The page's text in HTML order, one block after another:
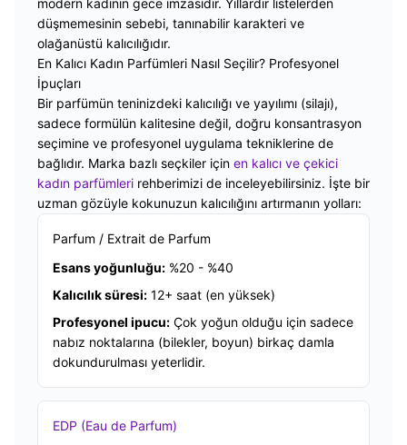
düşmemesinin sebebi, tanınabilir karakteri ve
olağanüstü kalıcılığıdır.
En Kalıcı Kadın Parfümleri Nasıl Seçilir? Profesyonel
İpuçları
Bir parfümün teninizdeki kalıcılığı ve yayılımı (silajı),
sadece formülün kalitesine değil, doğru konsantrasyon
seçimine ve profesyonel uygulama tekniklerine de
bağlıdır. Marka bazlı seçkiler için en kalıcı ve çekici
kadın parfümleri rehberimizi de inceleyebilirsiniz. İşte bir
uzman gözüyle kokunuzun kalıcılığını artırmanın yolları:
Parfum / Extrait de Parfum
Esans yoğunluğu: %20 - %40
Kalıcılık süresi: 12+ saat (en yüksek)
Profesyonel ipucu: Çok yoğun olduğu için sadece
nabız noktalarına (bilekler, boyun) birkaç damla
dokundurulması yeterlidir.
EDP (Eau de Parfum)